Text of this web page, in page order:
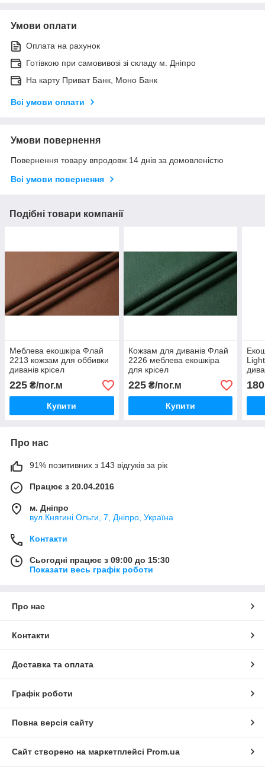
Умови оплати
Оплата на рахунок
Готівкою при самовивозі зі складу м. Дніпро
На карту Приват Банк, Моно Банк
Всі умови оплати
Умови повернення
Повернення товару впродовж 14 днів за домовленістю
Всі умови повернення
Подібні товари компанії
Меблева екошкіра Флай
2213 кожзам для оббивки
диванів крісел
225 ₴/пог.м
Купити
Кожзам для диванів Флай
2226 меблева екошкіра
для крісел
225₴/пог.м
Купити
180
Про нас
91% позитивних з 143 відгуків за рік
Працює з 20.04.2016
м. Дніпро
вул.Княгині Ольги, 7, Дніпро, Україна
Контакти
Сьогодні працює з 09:00 до 15:30
Показати весь графік роботи
Про нас
Контакти
Доставка та оплата
Графік роботи
Повна версія сайту
Сайт створено на маркетплейсі Prom.ua